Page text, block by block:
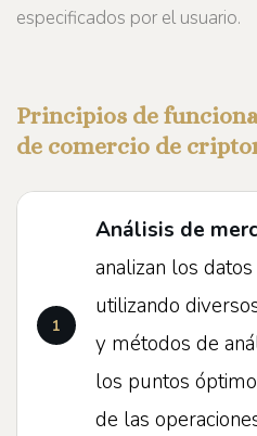
especificados por el usuario.
Principios de
de comercio de
Análisis de
analizan los
utilizando
y métodos de
los puntos
de las